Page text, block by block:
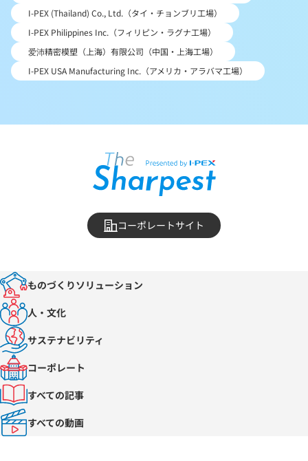
I-PEX (Thailand) Co., Ltd.（タイ・チョンブリ工場）
I-PEX Philippines Inc.（フィリピン・ラグナ工場）
爱沛精密模塑（上海）有限公司（中国・上海工場）
I-PEX USA Manufacturing Inc.（アメリカ・アラバマ工場）
コーポレートサイト
ものづくりソリューション
人・文化
サステナビリティ
コーポレート
すべての記事
すべての動画